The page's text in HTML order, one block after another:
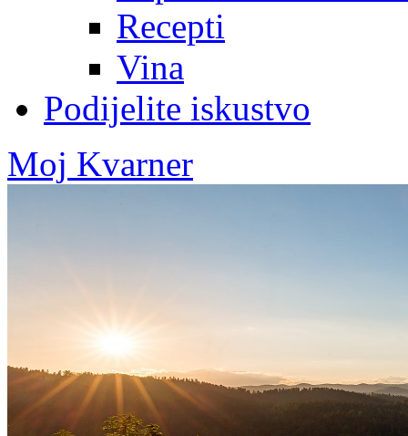
Recepti
Vina
Podijelite iskustvo
Moj Kvarner